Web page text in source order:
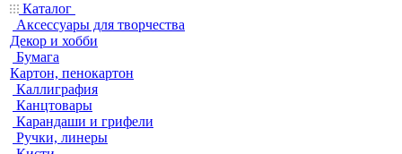
Каталог
Аксессуары для творчества
Декор и хобби
Бумага
Картон, пенокартон
Каллиграфия
Канцтовары
Карандаши и грифели
Ручки, линеры